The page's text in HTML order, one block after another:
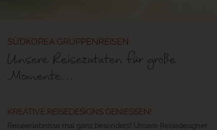
SÜDKOREA GRUPPENREISEN
Unsere Reisezutaten für große
Momente…
KREATIVE REISEDESIGNS GENIESSEN!
Reiseerlebnisse mal ganz besonders! Unsere Reisedesigner